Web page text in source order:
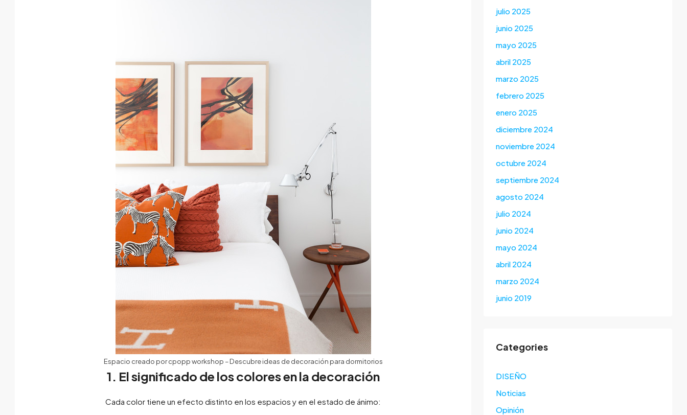
Espacio creado por cpopp workshop –Descubre ideas de decoración para dormitorios
1. El significado de los colores en la decoración
Cada color tiene un efecto distinto en los espacios y en el estado de ánimo:
julio 2025
junio 2025
mayo 2025
abril 2025
marzo 2025
febrero 2025
enero 2025
diciembre 2024
noviembre 2024
octubre 2024
septiembre 2024
agosto 2024
julio 2024
junio 2024
mayo 2024
abril 2024
marzo 2024
junio 2019
Categories
DISEÑO
Noticias
Opinión